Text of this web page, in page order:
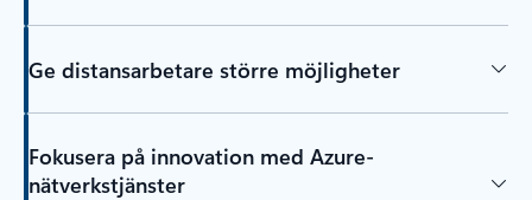
Ge distansarbetare större möjligheter
Fokusera på innovation med Azure-
nätverkstjänster